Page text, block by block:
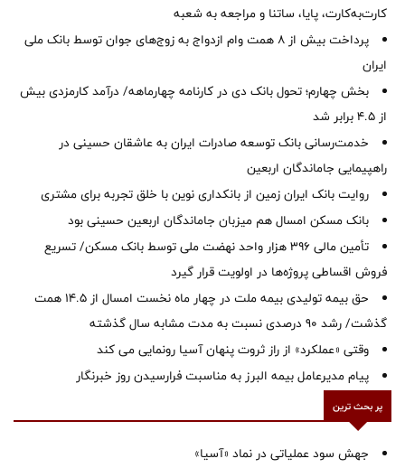
کارت‌به‌کارت، پایا، ساتنا و مراجعه به شعبه
پرداخت بیش از ۸ همت وام ازدواج به زوج‌های جوان توسط بانک ملی
ایران
بخش چهارم؛ تحول بانک دی در کارنامه چهارماهه/ درآمد کارمزدی بیش
از ۴.۵ برابر شد
خدمت‌رسانی بانک توسعه صادرات ایران به عاشقان حسینی در
راهپیمایی جاماندگان اربعین
روایت بانک ایران زمین از بانکداری نوین با خلق تجربه برای مشتری
بانک مسکن امسال هم میزبان جاماندگان اربعین حسینی بود
تأمین مالی ۳۹۶ هزار واحد نهضت ملی توسط بانک مسکن/ تسریع
فروش اقساطی پروژه‌ها در اولویت قرار گیرد
حق بیمه تولیدی بیمه ملت در چهار ماه نخست امسال از 14.5 همت
گذشت/ رشد 90 درصدی نسبت به مدت مشابه سال گذشته
وقتی «عملکرد» از راز ثروت پنهان آسیا رونمایی می کند
پیام مدیرعامل بیمه البرز به مناسبت فرارسیدن روز خبرنگار
پر بحث ترین
جهش سود عملیاتی در نماد «آسیا»